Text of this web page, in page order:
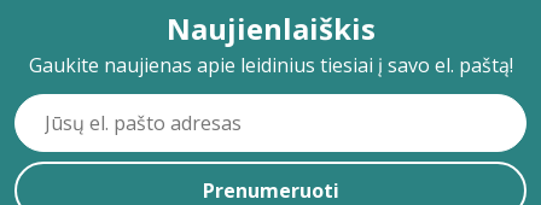
Naujienlaiškis
Gaukite naujienas apie leidinius tiesiai į savo el. paštą!
Prenumeruoti